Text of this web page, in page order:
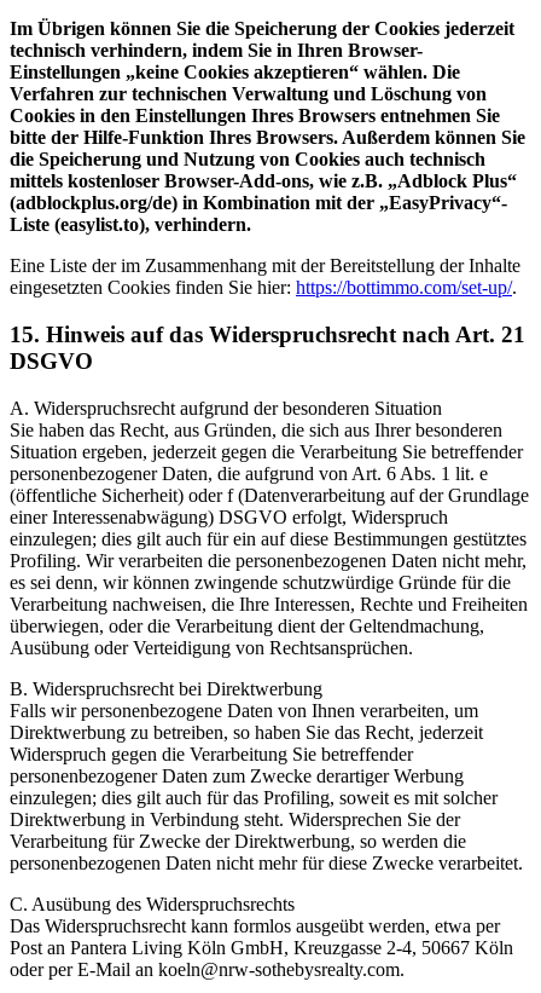
Im Übrigen können Sie die Speicherung der Cookies jederzeit
technisch verhindern, indem Sie in Ihren Browser-
Einstellungen „keine Cookies akzeptieren“ wählen. Die
Verfahren zur technischen Verwaltung und Löschung von
Cookies in den Einstellungen Ihres Browsers entnehmen Sie
bitte der Hilfe-Funktion Ihres Browsers. Außerdem können Sie
die Speicherung und Nutzung von Cookies auch technisch
mittels kostenloser Browser-Add-ons, wie z.B. „Adblock Plus“
(adblockplus.org/de) in Kombination mit der „EasyPrivacy“-
Liste (easylist.to), verhindern.
Eine Liste der im Zusammenhang mit der Bereitstellung der Inhalte
eingesetzten Cookies finden Sie hier: https://bottimmo.com/set-up/.
15. Hinweis auf das Widerspruchsrecht nach Art. 21
DSGVO
A. Widerspruchsrecht aufgrund der besonderen Situation
Sie haben das Recht, aus Gründen, die sich aus Ihrer besonderen
Situation ergeben, jederzeit gegen die Verarbeitung Sie betreffender
personenbezogener Daten, die aufgrund von Art. 6 Abs. 1 lit. e
(öffentliche Sicherheit) oder f (Datenverarbeitung auf der Grundlage
einer Interessenabwägung) DSGVO erfolgt, Widerspruch
einzulegen; dies gilt auch für ein auf diese Bestimmungen gestütztes
Profiling. Wir verarbeiten die personenbezogenen Daten nicht mehr,
es sei denn, wir können zwingende schutzwürdige Gründe für die
Verarbeitung nachweisen, die Ihre Interessen, Rechte und Freiheiten
überwiegen, oder die Verarbeitung dient der Geltendmachung,
Ausübung oder Verteidigung von Rechtsansprüchen.
B. Widerspruchsrecht bei Direktwerbung
Falls wir personenbezogene Daten von Ihnen verarbeiten, um
Direktwerbung zu betreiben, so haben Sie das Recht, jederzeit
Widerspruch gegen die Verarbeitung Sie betreffender
personenbezogener Daten zum Zwecke derartiger Werbung
einzulegen; dies gilt auch für das Profiling, soweit es mit solcher
Direktwerbung in Verbindung steht. Widersprechen Sie der
Verarbeitung für Zwecke der Direktwerbung, so werden die
personenbezogenen Daten nicht mehr für diese Zwecke verarbeitet.
C. Ausübung des Widerspruchsrechts
Das Widerspruchsrecht kann formlos ausgeübt werden, etwa per
Post an Pantera Living Köln GmbH, Kreuzgasse 2-4, 50667 Köln
oder per E-Mail an koeln@nrw-sothebysrealty.com.